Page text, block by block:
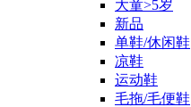
大童>5岁
新品
单鞋/休闲鞋
凉鞋
运动鞋
毛拖/毛便鞋